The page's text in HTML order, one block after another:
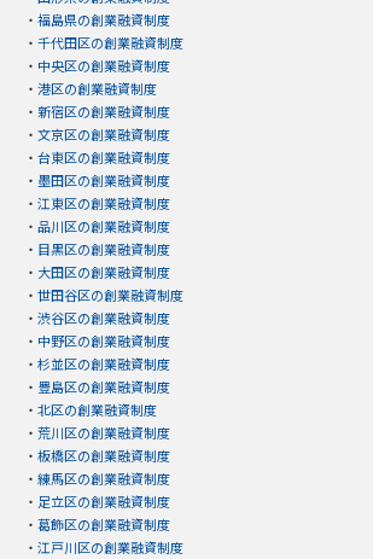
・ 福島県の創業融資制度
・ 千代田区の創業融資制度
・ 中央区の創業融資制度
・ 港区の創業融資制度
・ 新宿区の創業融資制度
・ 文京区の創業融資制度
・ 台東区の創業融資制度
・ 墨田区の創業融資制度
・ 江東区の創業融資制度
・ 品川区の創業融資制度
・ 目黒区の創業融資制度
・ 大田区の創業融資制度
・ 世田谷区の創業融資制度
・ 渋谷区の創業融資制度
・ 中野区の創業融資制度
・ 杉並区の創業融資制度
・ 豊島区の創業融資制度
・ 北区の創業融資制度
・ 荒川区の創業融資制度
・ 板橋区の創業融資制度
・ 練馬区の創業融資制度
・ 足立区の創業融資制度
・ 葛飾区の創業融資制度
・ 江戸川区の創業融資制度